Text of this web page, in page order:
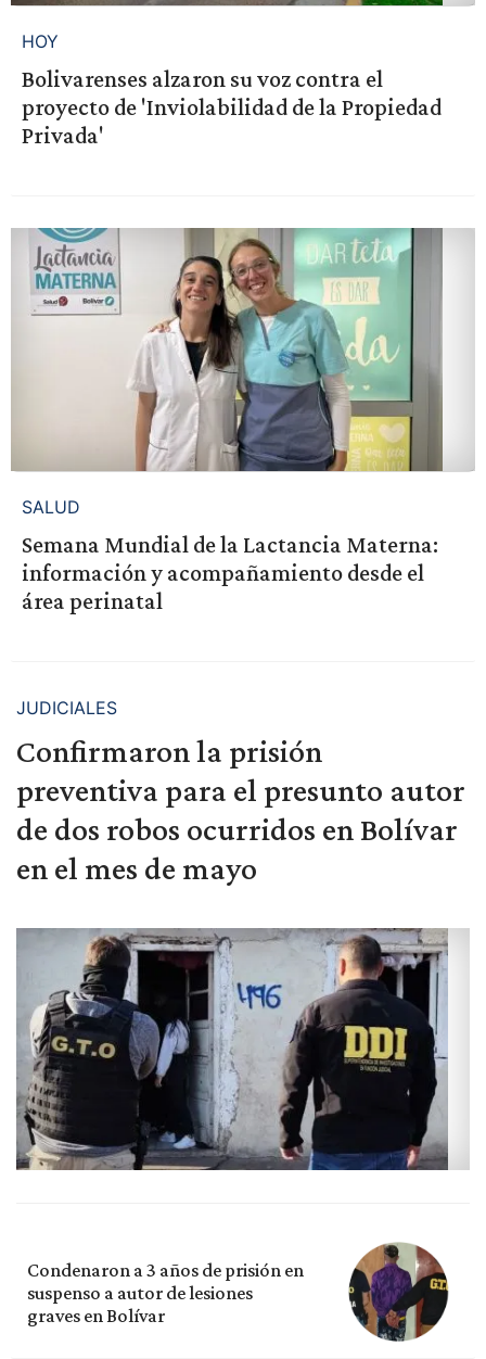
HOY
Bolivarenses alzaron su voz contra el
proyecto de 'Inviolabilidad de la Propiedad
Privada'
SALUD
Semana Mundial de la Lactancia Materna:
información y acompañamiento desde el
área perinatal
JUDICIALES
Confirmaron la prisión
preventiva para el presunto autor
de dos robos ocurridos en Bolívar
en el mes de mayo
Condenaron a 3 años de prisión en
suspenso a autor de lesiones
graves en Bolívar